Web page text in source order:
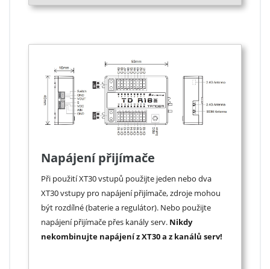
Napájení přijímače
Při použití XT30 vstupů použijte jeden nebo dva
XT30 vstupy pro napájení přijímače, zdroje mohou
být rozdílné (baterie a regulátor). Nebo použijte
napájení přijímače přes kanály serv. Nikdy
nekombinujte napájení z XT30 a z kanálů serv!